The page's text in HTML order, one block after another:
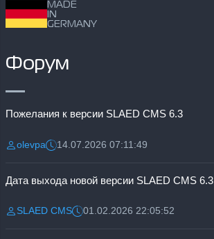
MADE
IN
GERMANY
Форум
Пожелания к версии SLAED CMS 6.3
Разместил:
olevpaДата:14.07.2026 07:11:49
Дата выхода новой версии SLAED CMS 6.3
Разместил:
SLAED CMSДата:01.02.2026 22:05:52